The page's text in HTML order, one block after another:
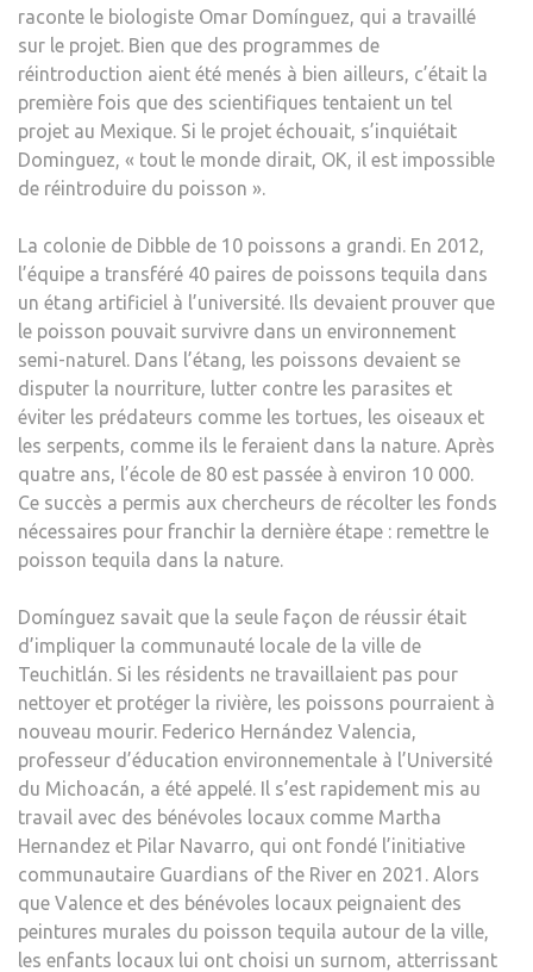
raconte le biologiste Omar Domínguez, qui a travaillé
sur le projet. Bien que des programmes de
réintroduction aient été menés à bien ailleurs, c’était la
première fois que des scientifiques tentaient un tel
projet au Mexique. Si le projet échouait, s’inquiétait
Dominguez, « tout le monde dirait, OK, il est impossible
de réintroduire du poisson ».
La colonie de Dibble de 10 poissons a grandi. En 2012,
l’équipe a transféré 40 paires de poissons tequila dans
un étang artificiel à l’université. Ils devaient prouver que
le poisson pouvait survivre dans un environnement
semi-naturel. Dans l’étang, les poissons devaient se
disputer la nourriture, lutter contre les parasites et
éviter les prédateurs comme les tortues, les oiseaux et
les serpents, comme ils le feraient dans la nature. Après
quatre ans, l’école de 80 est passée à environ 10 000.
Ce succès a permis aux chercheurs de récolter les fonds
nécessaires pour franchir la dernière étape : remettre le
poisson tequila dans la nature.
Domínguez savait que la seule façon de réussir était
d’impliquer la communauté locale de la ville de
Teuchitlán. Si les résidents ne travaillaient pas pour
nettoyer et protéger la rivière, les poissons pourraient à
nouveau mourir. Federico Hernández Valencia,
professeur d’éducation environnementale à l’Université
du Michoacán, a été appelé. Il s’est rapidement mis au
travail avec des bénévoles locaux comme Martha
Hernandez et Pilar Navarro, qui ont fondé l’initiative
communautaire Guardians of the River en 2021. Alors
que Valence et des bénévoles locaux peignaient des
peintures murales du poisson tequila autour de la ville,
les enfants locaux lui ont choisi un surnom, atterrissant